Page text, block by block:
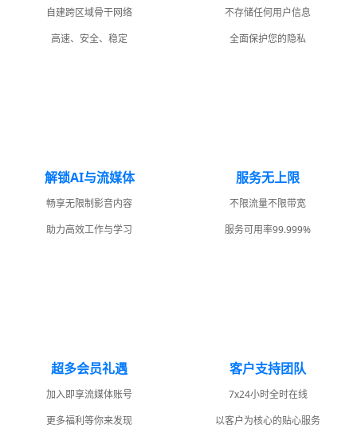
自建跨区域骨干网络
高速、安全、稳定
不存储任何用户信息
全面保护您的隐私
解锁AI与流媒体
畅享无限制影音内容
助力高效工作与学习
服务无上限
不限流量不限带宽
服务可用率99.999%
超多会员礼遇
加入即享流媒体账号
更多福利等你来发现
客户支持团队
7x24小时全时在线
以客户为核心的贴心服务